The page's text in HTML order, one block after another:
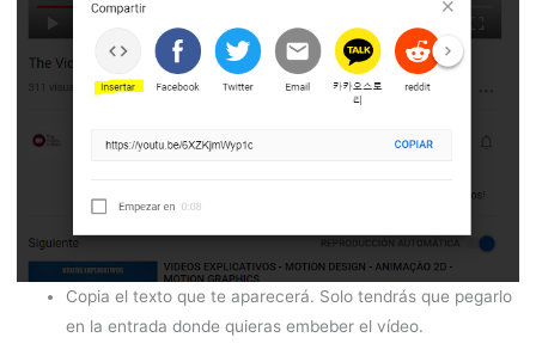
Copia el texto que te aparecerá. Solo tendrás que pegarlo
en la entrada donde quieras embeber el vídeo.